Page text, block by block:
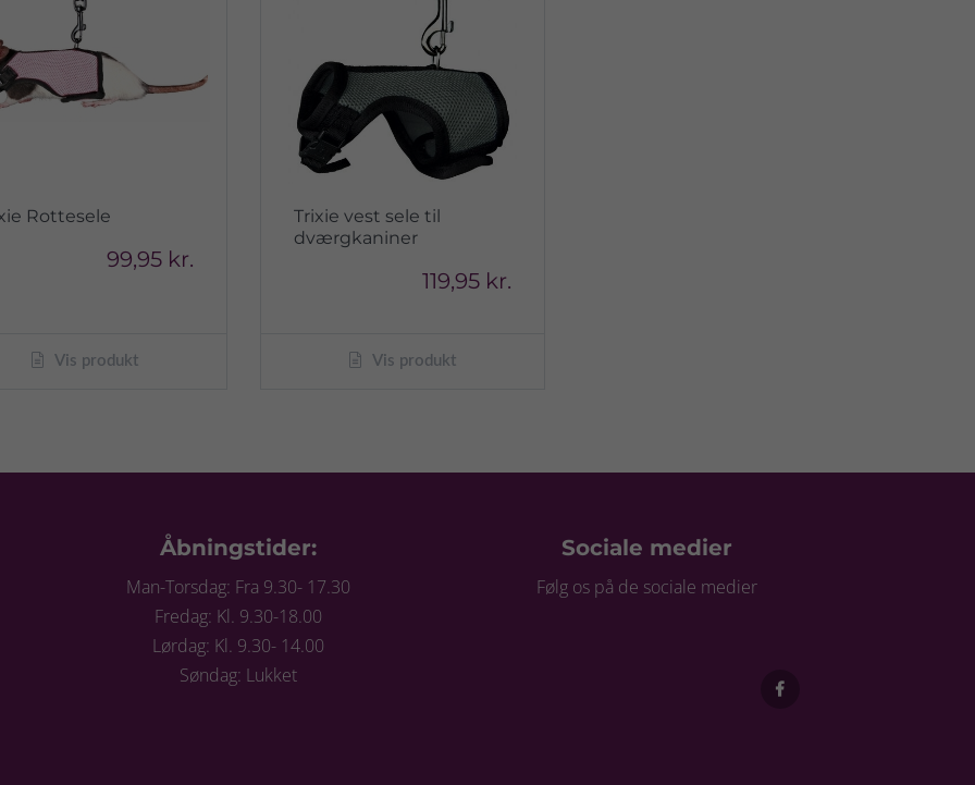
Rottesele
99,95 kr.
Vis produkt
Trixie vest sele til
dværgkaniner
119,95 kr.
Vis produkt
Åbningstider:
Man-Torsdag: Fra 9.30- 17.30
Fredag: Kl. 9.30-18.00
Lørdag: Kl. 9.30- 14.00
Søndag: Lukket
Sociale medier
Følg os på de sociale medier